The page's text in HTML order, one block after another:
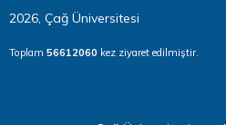
2026, Çağ Üniversitesi
Toplam 56612060 kez ziyaret edilmiştir.